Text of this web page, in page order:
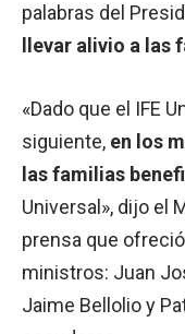
palabras del
llevar alivio a las
«Dado que el IFE
siguiente, en los
las familias
Universal», dijo el
prensa que
ministros: Juan
Jaime Bellolio y